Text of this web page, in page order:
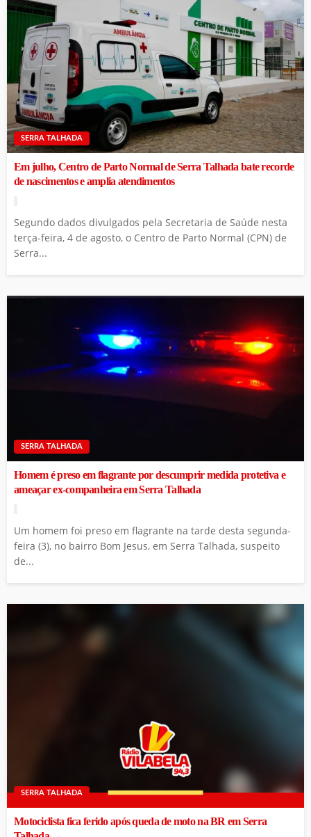
SERRA TALHADA
Em julho, Centro de Parto Normal de Serra Talhada bate recorde
de nascimentos e amplia atendimentos
Segundo dados divulgados pela Secretaria de Saúde nesta
terça-feira, 4 de agosto, o Centro de Parto Normal (CPN) de
Serra...
SERRA TALHADA
Homem é preso em flagrante por descumprir medida protetiva e
ameaçar ex-companheira em Serra Talhada
Um homem foi preso em flagrante na tarde desta segunda-
feira (3), no bairro Bom Jesus, em Serra Talhada, suspeito
de...
SERRA TALHADA
Motociclista fica ferido após queda de moto na BR em Serra